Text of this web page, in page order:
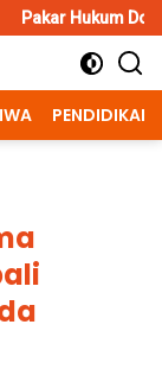
Polri Tindak
PENDIDIKAN